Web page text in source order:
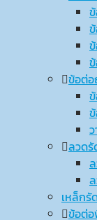
ข้อต่อ
ลวดรั
เหล็กรั
ข้อต่อ